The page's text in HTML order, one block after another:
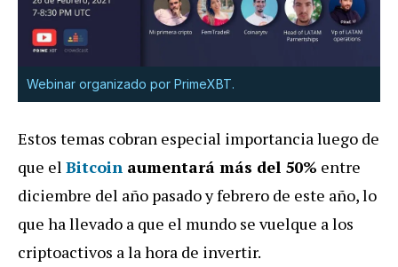
Webinar organizado por PrimeXBT.
Estos temas cobran especial importancia luego de
que el Bitcoin aumentará más del 50% entre
diciembre del año pasado y febrero de este año, lo
que ha llevado a que el mundo se vuelque a los
criptoactivos a la hora de invertir.